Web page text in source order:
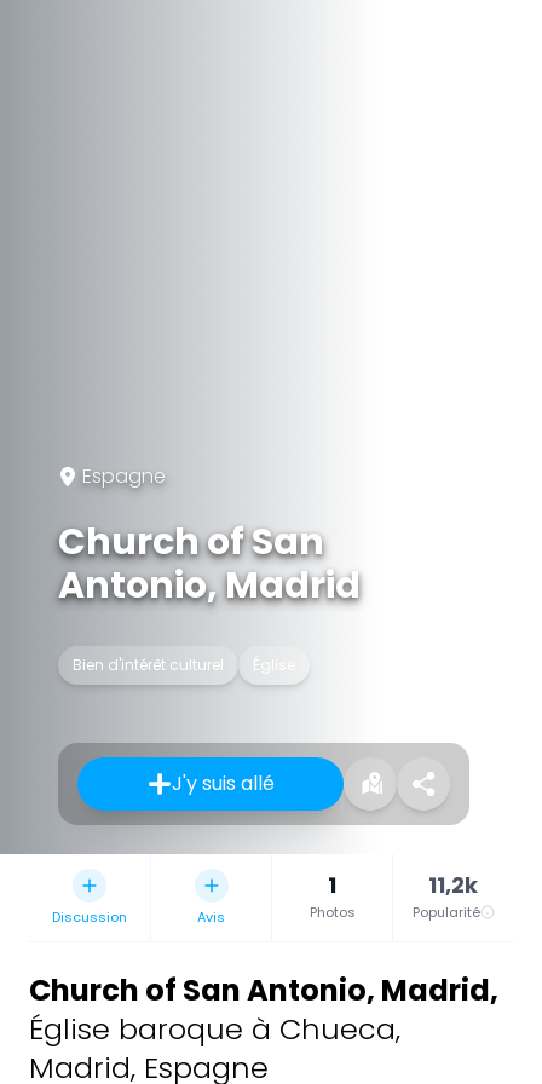
Espagne
Church of San
Antonio, Madrid
Bien d'intérêt culturel Église
J'y suis allé
Discussion Avis
1
Photos
11,2k
Popularité
Church of San Antonio, Madrid,
Église baroque à Chueca,
Madrid, Espagne